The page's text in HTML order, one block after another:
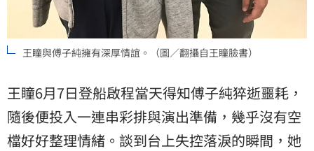
王瞳與傅子純擁有深厚情誼。（圖／翻攝自王瞳臉書）
王瞳6月7日登船啟程當天得知傅子純猝逝噩耗，
隨後便投入一連串彩排與演出準備，幾乎沒有空
檔好好整理情緒。談到台上失控落淚的瞬間，她